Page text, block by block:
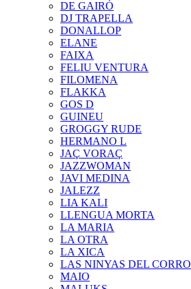
DE GAIRÓ
DJ TRAPELLA
DONALLOP
ELANE
FAIXA
FELIU VENTURA
FILOMENA
FLAKKA
GOS D
GUINEU
GROGGY RUDE
HERMANO L
JAÇ VORAÇ
JAZZWOMAN
JAVI MEDINA
JALEZZ
LIA KALI
LLENGUA MORTA
LA MARIA
LA OTRA
LA XICA
LAS NINYAS DEL CORRO
MAIO